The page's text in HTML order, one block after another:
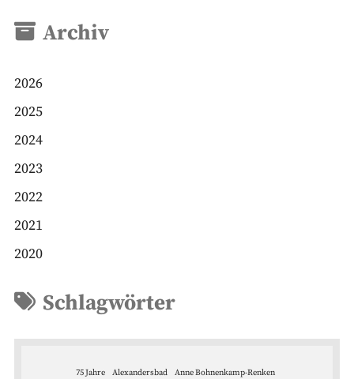
Archiv
2026
2025
2024
2023
2022
2021
2020
Schlagwörter
75 Jahre Alexandersbad Anne Bohnenkamp-Renken